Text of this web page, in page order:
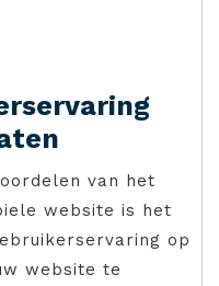
van het
website is het
op
website te